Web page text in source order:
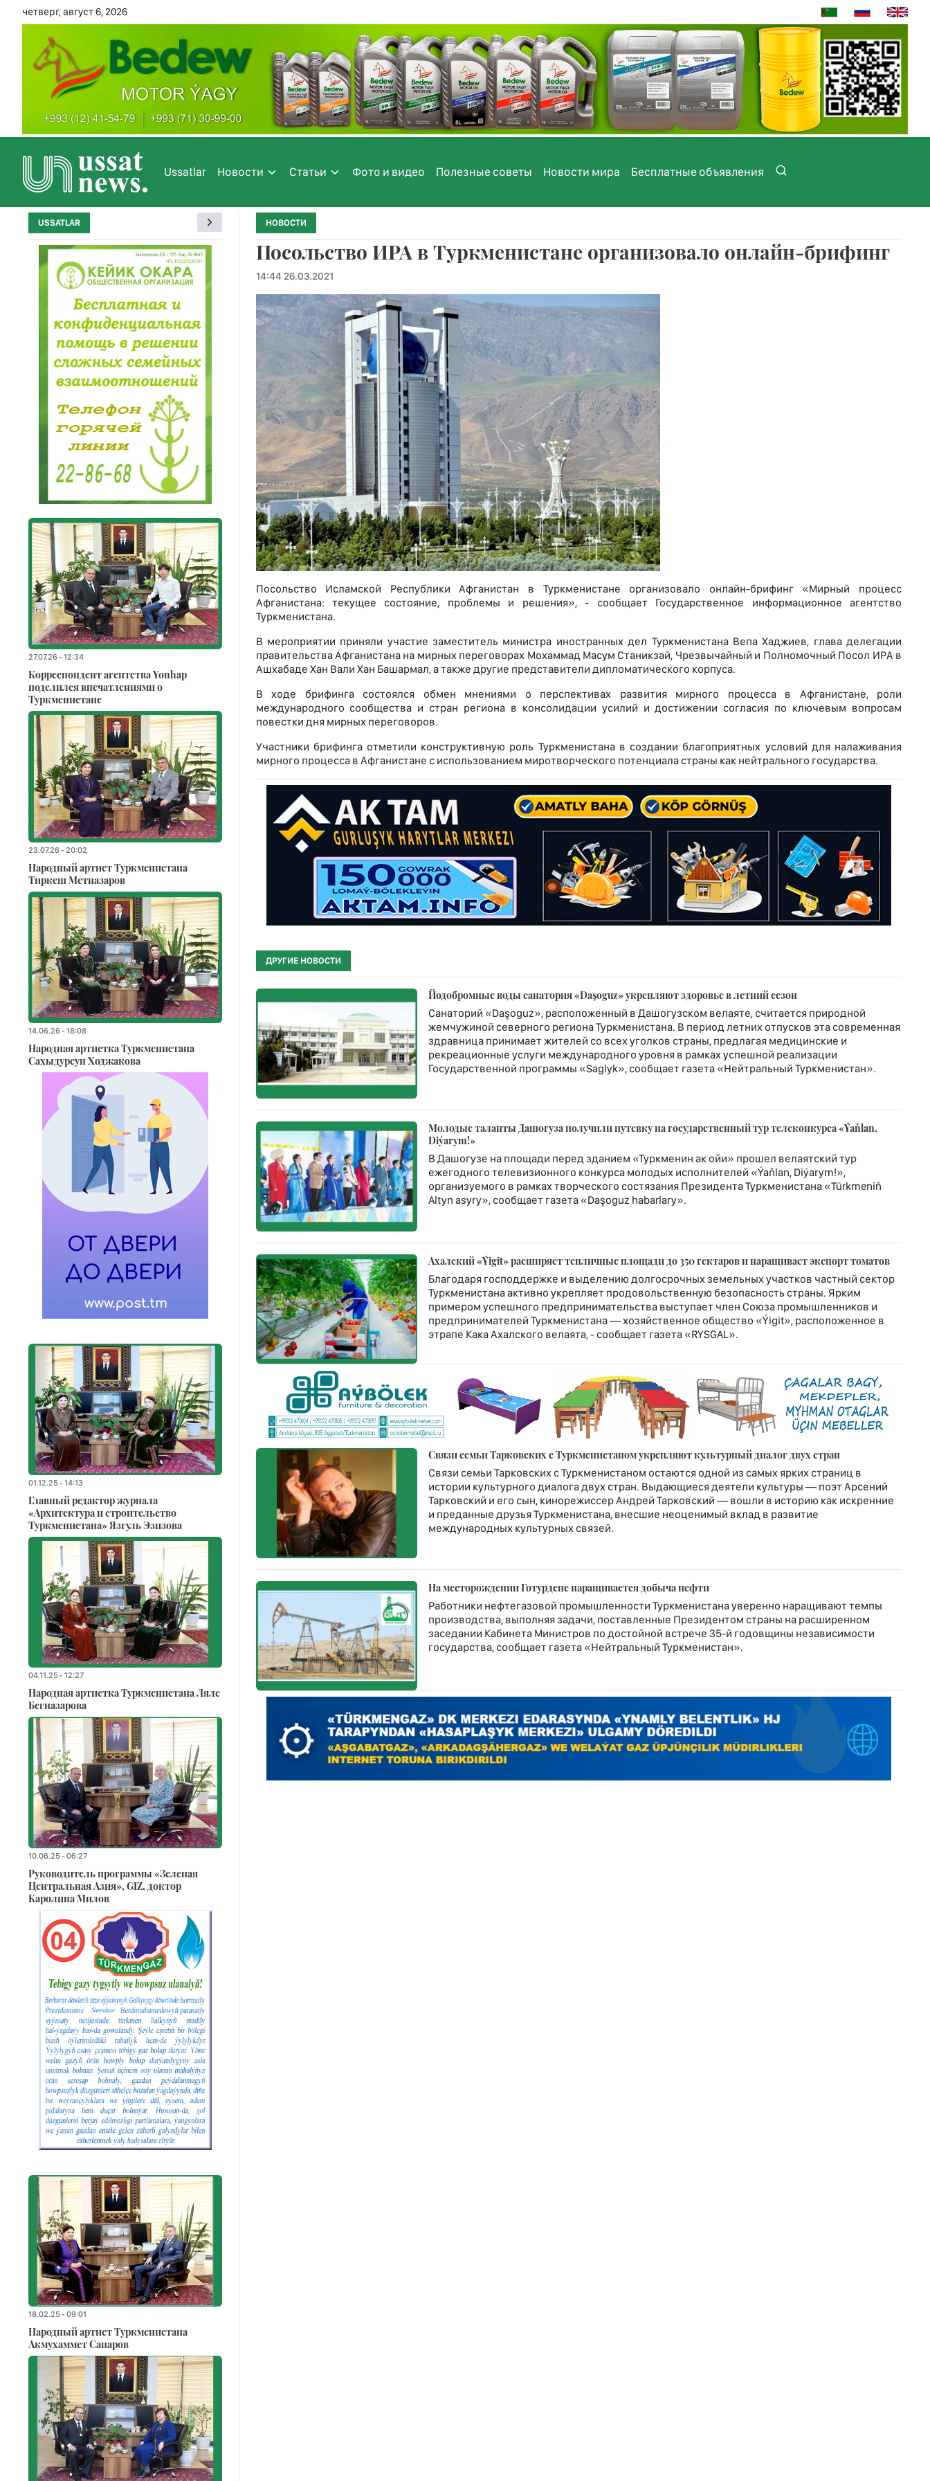
четверг, август 6, 2026
Ussatlar Новости Статьи Фото и видео Полезные советы Новости мира Бесплатные объявления
НОВОСТИ
Посольство ИРА в Туркменистане организовало онлайн-брифинг
14:44 26.03.2021
Посольство Исламской Республики Афганистан в Туркменистане организовало онлайн-брифинг «Мирный процесс
Афганистана: текущее состояние, проблемы и решения», - сообщает Государственное информационное агентство
Туркменистана.
В мероприятии приняли участие заместитель министра иностранных дел Туркменистана Вепа Хаджиев, глава делегации
правительства Афганистана на мирных переговорах Мохаммад Масум Станикзай, Чрезвычайный и Полномочный Посол ИРА в
Ашхабаде Хан Вали Хан Башармал, а также другие представители дипломатического корпуса.
В ходе брифинга состоялся обмен мнениями о перспективах развития мирного процесса в Афганистане, роли
международного сообщества и стран региона в консолидации усилий и достижении согласия по ключевым вопросам
повестки дня мирных переговоров.
Участники брифинга отметили конструктивную роль Туркменистана в создании благоприятных условий для налаживания
мирного процесса в Афганистане с использованием миротворческого потенциала страны как нейтрального государства.
ДРУГИЕ НОВОСТИ
Йодобромные воды санатория «Daşoguz» укрепляют здоровье в летний сезон
Санаторий «Daşoguz», расположенный в Дашогузском велаяте, считается природной
жемчужиной северного региона Туркменистана. В период летних отпусков эта современная
здравница принимает жителей со всех уголков страны, предлагая медицинские и
рекреационные услуги международного уровня в рамках успешной реализации
Государственной программы «Saglyk», сообщает газета «Нейтральный Туркменистан».
Молодые таланты Дашогуза получили путевку на государственный тур телеконкурса «Ýaňlan,
Diýarym!»
В Дашогузе на площади перед зданием «Туркменин ак ойи» прошел велаятский тур
ежегодного телевизионного конкурса молодых исполнителей «Ýaňlan, Diýarym!»,
организуемого в рамках творческого состязания Президента Туркменистана «Türkmeniň
Altyn asyry», сообщает газета «Daşoguz habarlary».
Ахалский «Ýigit» расширяет тепличные площади до 350 гектаров и наращивает экспорт томатов
Благодаря господдержке и выделению долгосрочных земельных участков частный сектор
Туркменистана активно укрепляет продовольственную безопасность страны. Ярким
примером успешного предпринимательства выступает член Союза промышленников и
предпринимателей Туркменистана — хозяйственное общество «Ýigit», расположенное в
этрапе Кака Ахалского велаята, - сообщает газета «RYSGAL».
Связи семьи Тарковских с Туркменистаном укрепляют культурный диалог двух стран
Связи семьи Тарковских с Туркменистаном остаются одной из самых ярких страниц в
истории культурного диалога двух стран. Выдающиеся деятели культуры — поэт Арсений
Тарковский и его сын, кинорежиссер Андрей Тарковский — вошли в историю как искренние
и преданные друзья Туркменистана, внесшие неоценимый вклад в развитие
международных культурных связей.
На месторождении Готурдепе наращивается добыча нефти
Работники нефтегазовой промышленности Туркменистана уверенно наращивают темпы
производства, выполняя задачи, поставленные Президентом страны на расширенном
заседании Кабинета Министров по достойной встрече 35-й годовщины независимости
государства, сообщает газета «Нейтральный Туркменистан».
USSATLAR
27.07.26 - 12:34
Корреспондент агентства Yonhap
поделился впечатлениями о
Туркменистане
23.07.26 - 20:02
Народный артист Туркменистана
Тиркеш Мeтназаров
14.06.26 - 18:08
Народная артистка Туркменистана
Сахыдурсун Ходжакова
01.12.25 - 14:13
Главный редактор журнала
«Архитектура и строительство
Туркменистана» Язгуль Эзизова
04.11.25 - 12:27
Народная артистка Туркменистана Ляле
Бегназарова
10.06.25 - 06:27
Руководитель программы «Зеленая
Центральная Азия», GIZ, доктор
Каролина Милов
18.02.25 - 09:01
Народный артист Туркменистана
Акмухаммет Сапаров